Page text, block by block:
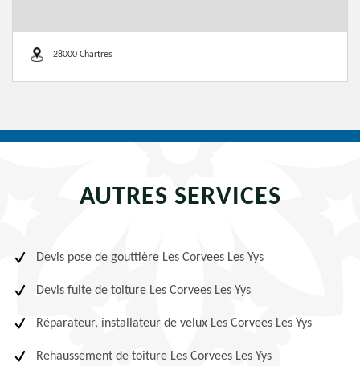
28000 Chartres
AUTRES SERVICES
Devis pose de gouttière Les Corvees Les Yys
Devis fuite de toiture Les Corvees Les Yys
Réparateur, installateur de velux Les Corvees Les Yys
Rehaussement de toiture Les Corvees Les Yys